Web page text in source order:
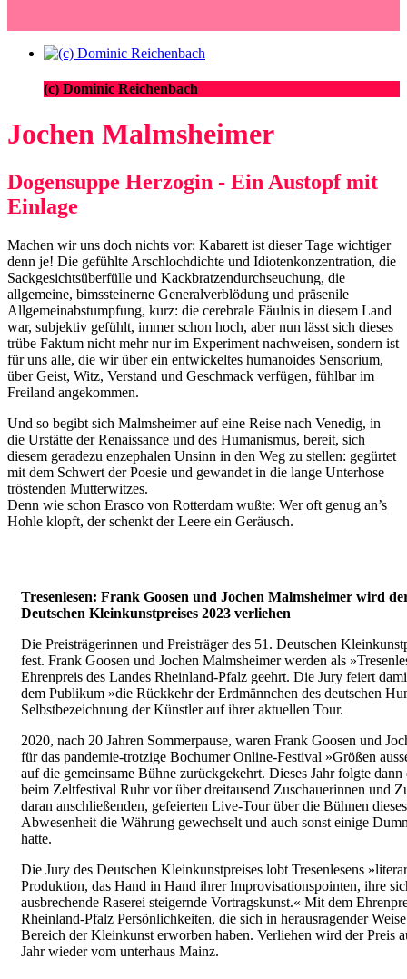
(c) Dominic Reichenbach
Jochen Malmsheimer
Dogensuppe Herzogin - Ein Austopf mit
Einlage
Machen wir uns doch nichts vor: Kabarett ist dieser Tage wichtiger
denn je! Die gefühlte Arschlochdichte und Idiotenkonzentration, die
Sackgesichtsüberfülle und Kackbratzendurchseuchung, die
allgemeine, bimssteinerne Generalverblödung und präsenile
Allgemeinabstumpfung, kurz: die cerebrale Fäulnis in diesem Land
war, subjektiv gefühlt, immer schon hoch, aber nun lässt sich dieses
trübe Faktum nicht mehr nur im Experiment nachweisen, sondern ist
für uns alle, die wir über ein entwickeltes humanoides Sensorium,
über Geist, Witz, Verstand und Geschmack verfügen, fühlbar im
Freiland angekommen.
Und so begibt sich Malmsheimer auf eine Reise nach Venedig, in
die Urstätte der Renaissance und des Humanismus, bereit, sich
diesem geradezu enzephalen Unsinn in den Weg zu stellen: gegürtet
mit dem Schwert der Poesie und gewandet in die lange Unterhose
tröstenden Mutterwitzes.
Denn wie schon Erasco von Rotterdam wußte: Wer oft genug an’s
Hohle klopft, der schenkt der Leere ein Geräusch.
Tresenlesen: Frank Goosen und Jochen Malmsheimer wird
Deutschen Kleinkunstpreises 2023 verliehen
Die Preisträgerinnen und Preisträger des 51. Deutschen
fest. Frank Goosen und Jochen Malmsheimer werden als
Ehrenpreis des Landes Rheinland-Pfalz geehrt. Die Jury feiert
dem Publikum »die Rückkehr der Erdmännchen des deutschen
Selbstbezeichnung der Künstler auf ihrer aktuellen Tour.
2020, nach 20 Jahren Sommerpause, waren Frank Goosen und
für das pandemie-trotzige Bochumer Online-Festival »Größen
auf die gemeinsame Bühne zurückgekehrt. Dieses Jahr folgte
beim Zeltfestival Ruhr vor über dreitausend Zuschauerinnen und
daran anschließenden, gefeierten Live-Tour über die Bühnen
Abwesenheit die Währung gewechselt und auch sonst einige
hatte.
Die Jury des Deutschen Kleinkunstpreises lobt Tresenlesens
Produktion, das Hand in Hand ihrer Improvisationspointen, ihre
ausbrechende Raserei steigernde Vortragskunst.« Mit dem
Rheinland-Pfalz Persönlichkeiten, die sich in herausragender
Bereich der Kleinkunst erworben haben. Verliehen wird der Preis
Jahr wieder vom unterhaus Mainz.